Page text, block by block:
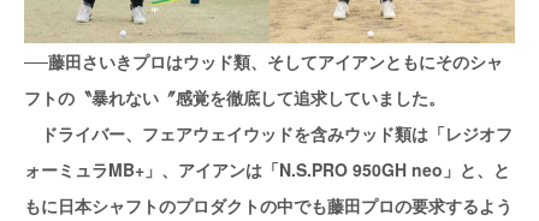
──藤田さいきプロはウッド類、そしてアイアンともにそのシャ
フトの〝暴れない〞感覚を徹底して追求していました。
ドライバー、フェアウェイウッドを含みウッド類は「レジオフ
ォーミュラMB+」、アイアンは「N.S.PRO 950GH neo」と、と
もに日本シャフトのプロダクトの中でも藤田プロの要求するよう